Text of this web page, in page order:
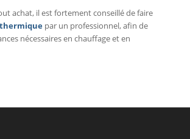
achat, il est fortement conseillé de faire
par un professionnel, afin de
nécessaires en chauffage et en